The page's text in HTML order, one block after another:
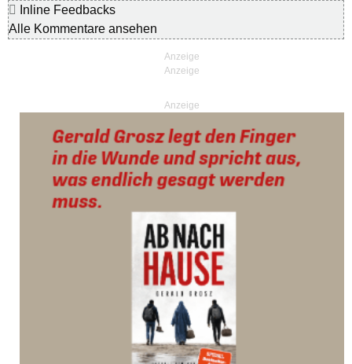
Inline Feedbacks
Alle Kommentare ansehen
Anzeige